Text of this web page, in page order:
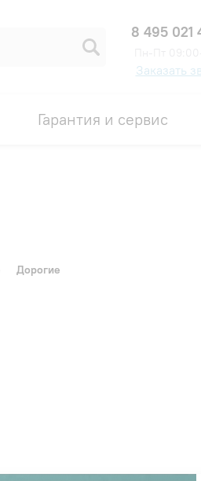
8 495 021
Заказать
Гарантия и сервис
Дорогие